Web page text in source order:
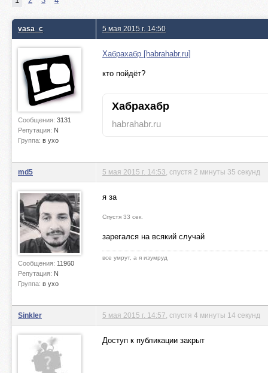
vasa_c
Сообщения: 3131
Репутация: N
Группа: в ухо
5 мая 2015 г. 14:50
Хабрахабр [habrahabr.ru]
кто пойдёт?
Хабрахабр
habrahabr.ru
md5
Сообщения: 11960
Репутация: N
Группа: в ухо
5 мая 2015 г. 14:53 , спустя 2 минуты 35 секунд
я за
Спустя 33 сек.
зарегался на всякий случай
все умрут, а я изумруд
Sinkler 5 мая 2015 г. 14:57 , спустя 4 минуты 14 секунд
Доступ к публикации закрыт